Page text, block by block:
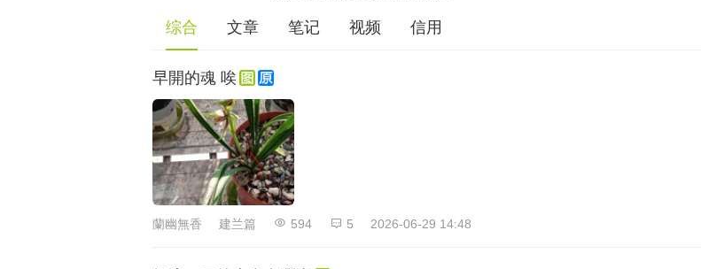
综合 文章 笔记 视频 信用
早開的魂 唉
蘭幽無香 建兰篇 594 5 2026-06-29 14:48